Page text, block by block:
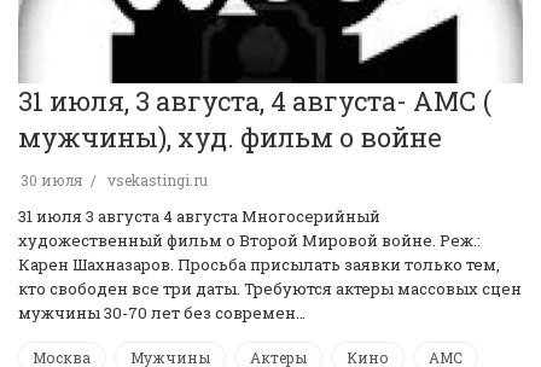
31 июля, 3 августа, 4 августа- АМС (
мужчины), худ. фильм о войне
30 июля vsekastingi.ru
31 июля 3 августа 4 августа Многосерийный
художественный фильм о Второй Мировой войне. Реж.:
Карен Шахназаров. Просьба присылать заявки только тем,
кто свободен все три даты. Требуются актеры массовых сцен
мужчины 30-70 лет без современ…
Москва Мужчины Актеры Кино АМС